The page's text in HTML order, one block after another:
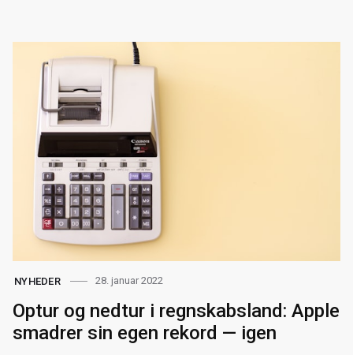
NYHEDER 28. januar 2022
Optur og nedtur i regnskabsland: Apple
smadrer sin egen rekord — igen